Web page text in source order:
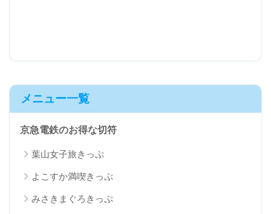
メニュー一覧
京急電鉄のお得な切符
葉山女子旅きっぷ
よこすか満喫きっぷ
みさきまぐろきっぷ